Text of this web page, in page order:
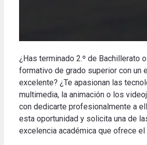
¿Has terminado 2.º de Bachillerato
formativo de grado superior con un
excelente? ¿Te apasionan las
multimedia, la animación o los
con dedicarte profesionalmente a
esta oportunidad y solicita una de
excelencia académica que ofrece el